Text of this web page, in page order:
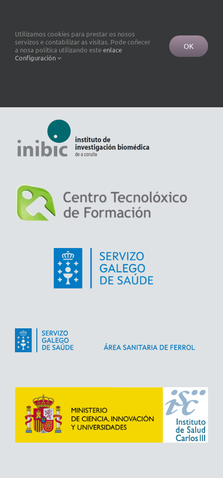
Utilizamos cookies para prestar os nosos
servizos e contabilizar as visitas. Pode coñecer
a nosa política utilizando esteenlace
Configuración
OK